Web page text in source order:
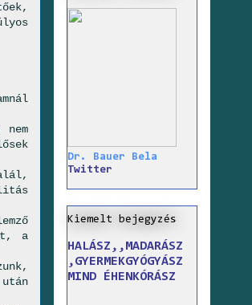
a
Dr. Bauer Bela
Twitter
Kiemelt bejegyzés
HALÁSZ,,MADARÁSZ
,GYERMEKGYÓGYÁSZ
MIND ÉHENKÓRÁSZ